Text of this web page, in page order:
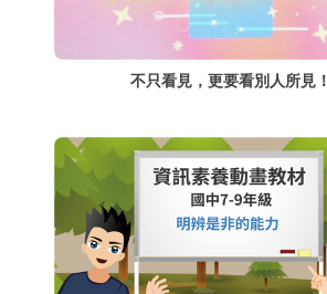
不只看見，更要看別人所見！